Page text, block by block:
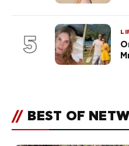
5
// BEST OF